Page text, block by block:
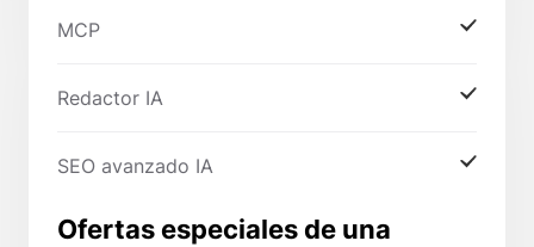
MCP
Redactor IA
SEO avanzado IA
Ofertas especiales de una